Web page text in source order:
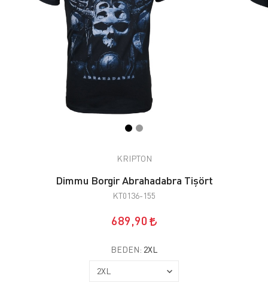
KRIPTON
Dimmu Borgir Abrahadabra Tişört
KT0136-155
689,90
BEDEN: 2XL